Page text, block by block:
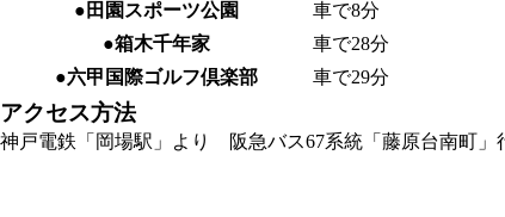
●田園スポーツ公園
車で8分
●箱木千年家
車で28分
●六甲国際ゴルフ倶楽部
車で29分
アクセス方法
神戸電鉄「岡場駅」より 阪急バス67系統「藤原台南町」